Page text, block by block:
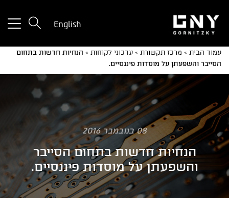
English
עמוד הבית » מרכז תקשורת » עדכוני לקוחות » הנחיות חדשות בתחום
הסייבר והשפעתן על מוסדות פיננסיים.
08 בנובמבר 2016
הנחיות חדשות בתחום הסייבר
והשפעתן על מוסדות פיננסיים.